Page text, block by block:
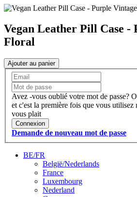
Vegan Leather Pill Case -
Floral
Ajouter au panier
Avez -vous oublié votre mot de passe?
et c'est la première fois que vous utilisez
vous plait
Connexion
Demande de nouveau mot de passe
BE/FR
België/Nederlands
France
Luxembourg
Nederland